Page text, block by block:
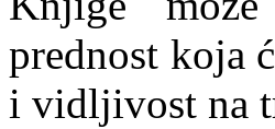
prednost koja
i vidljivost na